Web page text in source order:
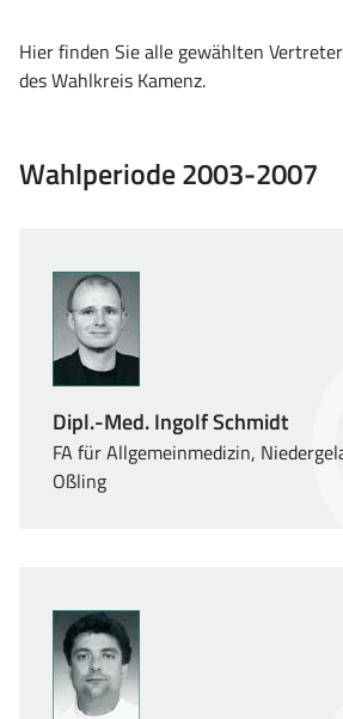
Hier finden Sie alle gewählten
des Wahlkreis Kamenz.
Wahlperiode 2003-2007
Dipl.-Med. Ingolf Schmidt
FA für Allgemeinmedizin,
Oßling